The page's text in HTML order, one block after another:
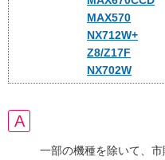
MAX570
NX712W+
Z8/Z17F
NX702W
一部の機種を除いて、